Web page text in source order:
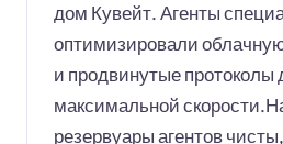
дом Кувейт. Агенты
оптимизировали
и продвинутые протоколы
максимальной
резервуары агентов